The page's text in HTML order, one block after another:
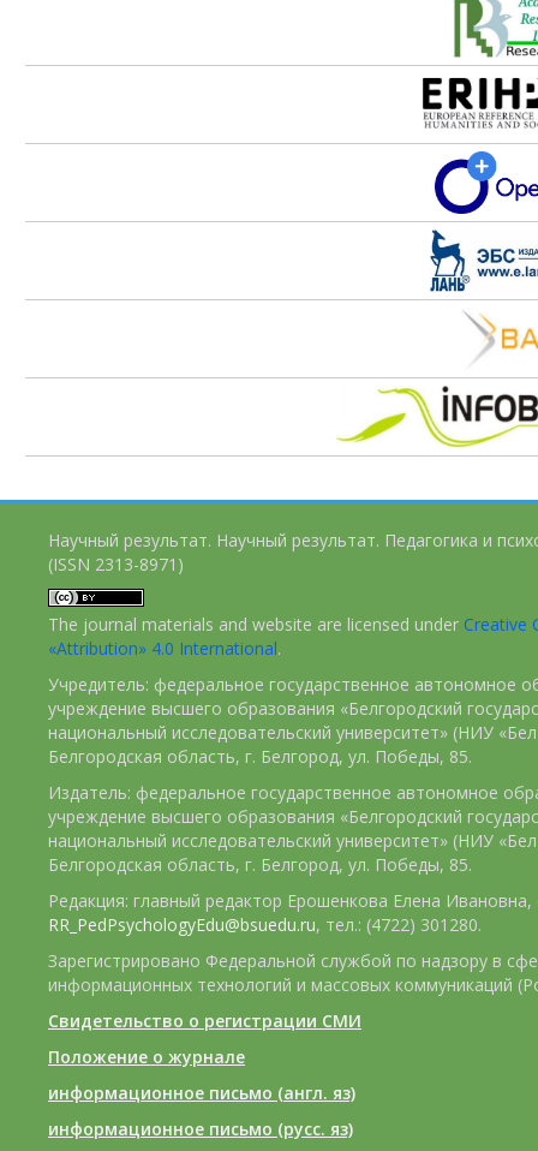
Научный результат. Научный результат. Педагогика и
(ISSN 2313-8971)
The journal materials and website are licensed under Creative
«Attribution» 4.0 International.
Учредитель: федеральное государственное автономное
учреждение высшего образования «Белгородский
национальный исследовательский университет» (НИУ
Белгородская область, г. Белгород, ул. Победы, 85.
Издатель: федеральное государственное автономное
учреждение высшего образования «Белгородский
национальный исследовательский университет» (НИУ
Белгородская область, г. Белгород, ул. Победы, 85.
Редакция: главный редактор Ерошенкова Елена Ивановна,
RR_PedPsychologyEdu@bsuedu.ru, тел.: (4722) 301280.
Зарегистрировано Федеральной службой по надзору в
информационных технологий и массовых коммуникаций
Свидетельство о регистрации СМИ
Положение о журнале
информационное письмо (англ. яз)
информационное письмо (русс. яз)